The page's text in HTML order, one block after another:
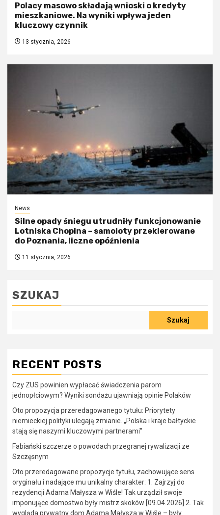
Polacy masowo składają wnioski o kredyty
mieszkaniowe. Na wyniki wpływa jeden
kluczowy czynnik
13 stycznia, 2026
News
Silne opady śniegu utrudniły funkcjonowanie
Lotniska Chopina – samoloty przekierowane
do Poznania, liczne opóźnienia
11 stycznia, 2026
SZUKAJ
Szukaj
RECENT POSTS
Czy ZUS powinien wypłacać świadczenia parom
jednopłciowym? Wyniki sondażu ujawniają opinie Polaków
Oto propozycja przeredagowanego tytułu: Priorytety
niemieckiej polityki ulegają zmianie. „Polska i kraje bałtyckie
stają się naszymi kluczowymi partnerami”
Fabiański szczerze o powodach przegranej rywalizacji ze
Szczęsnym
Oto przeredagowane propozycje tytułu, zachowujące sens
oryginału i nadające mu unikalny charakter: 1. Zajrzyj do
rezydencji Adama Małysza w Wiśle! Tak urządził swoje
imponujące domostwo były mistrz skoków [09.04.2026] 2. Tak
wygląda prywatny dom Adama Małysza w Wiśle – były